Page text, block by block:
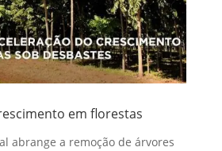
em florestas
abrange a remoção de árvores